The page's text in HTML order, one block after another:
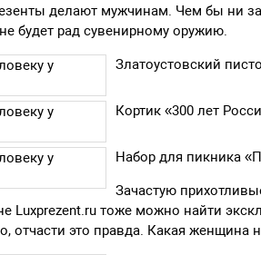
делают мужчинам. Чем бы ни
будет рад сувенирному оружию.
Златоустовский
Кортик «300 лет
Набор для пикника
Зачастую
Luxprezent.ru тоже можно найти
отчасти это правда. Какая